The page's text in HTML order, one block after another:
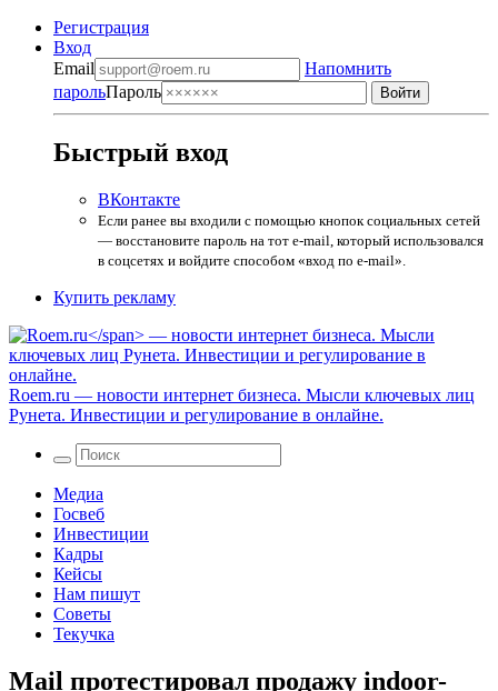
Регистрация
Вход
Email
Напомнить
парольПароль
Быстрый вход
ВКонтакте
Если ранее вы входили с помощью кнопок социальных сетей
— восстановите пароль на тот e-mail, который использовался
в соцсетях и войдите способом «вход по e-mail».
Купить рекламу
Roem.ru — новости интернет бизнеса. Мысли ключевых лиц
Рунета. Инвестиции и регулирование в онлайне.
Медиа
Госвеб
Инвестиции
Кадры
Кейсы
Нам пишут
Советы
Текучка
Mail протестировал продажу indoor-